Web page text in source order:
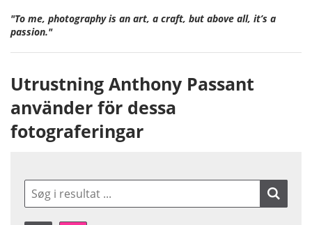
"To me, photography is an art, a craft, but above all, it’s a
passion."
Utrustning Anthony Passant
använder för dessa
fotograferingar